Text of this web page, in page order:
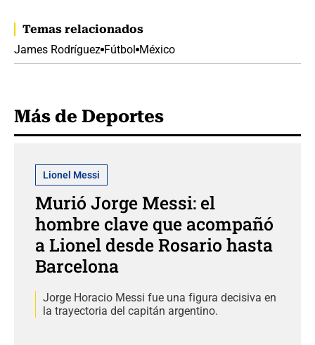
Temas relacionados
James Rodríguez Fútbol México
Más de Deportes
Lionel Messi
Murió Jorge Messi: el
hombre clave que acompañó
a Lionel desde Rosario hasta
Barcelona
Jorge Horacio Messi fue una figura decisiva en
la trayectoria del capitán argentino.